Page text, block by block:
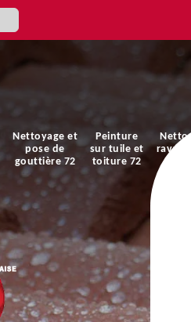
Nettoyage et
pose de
gouttière 72
Peinture
sur tuile et
toiture 72